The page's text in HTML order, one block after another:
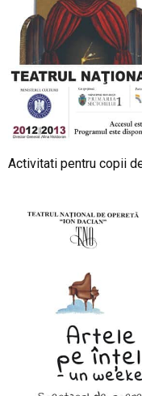
Activitati pentru copii